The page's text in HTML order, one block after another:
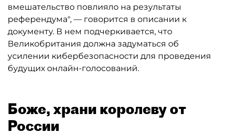
вмешательство повлияло на результаты
референдума", — говорится в описании к
документу. В нем подчеркивается, что
Великобритания должна задуматься об
усилении кибербезопасности для проведения
будущих онлайн-голосований.
Боже, храни королеву от
России